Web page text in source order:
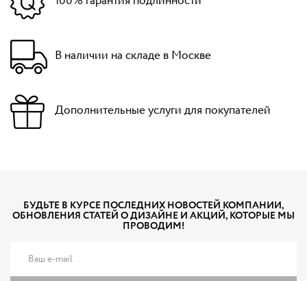
В наличии на складе в Москве
Дополнительные услуги для покупателей
БУДЬТЕ В КУРСЕ ПОСЛЕДНИХ НОВОСТЕЙ КОМПАНИИ,
ОБНОВЛЕНИЯ СТАТЕЙ О ДИЗАЙНЕ И АКЦИЙ, КОТОРЫЕ МЫ
ПРОВОДИМ!